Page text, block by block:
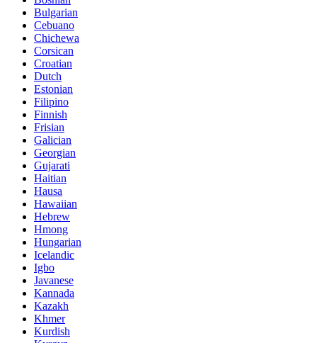
Bulgarian
Cebuano
Chichewa
Corsican
Croatian
Dutch
Estonian
Filipino
Finnish
Frisian
Galician
Georgian
Gujarati
Haitian
Hausa
Hawaiian
Hebrew
Hmong
Hungarian
Icelandic
Igbo
Javanese
Kannada
Kazakh
Khmer
Kurdish